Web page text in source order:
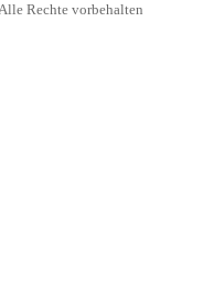
Rechte vorbehalten